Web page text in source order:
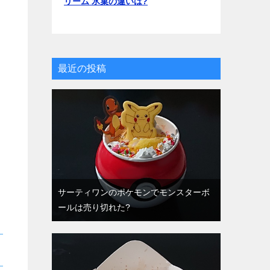
最近の投稿
サーティワンのポケモンでモンスターボ
ールは売り切れた?